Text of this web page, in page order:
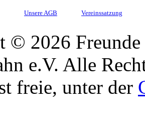
Unsere AGB Vereinssatzung
© 2026
e.V. Alle
freie, unter der